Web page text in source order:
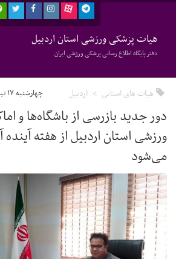
هیات پزشکی ورزشی استان اردبیل
دفتر پایگاه اطلاع رسانی پزشکی ورزشی ایران
هیات های استانی اردبیل چهارشنبه ۱۷ تیر ۱۴۰۵ - ۱۳:۵۰
دور جدید بازرسی از باشگاه‌ها و
ورزشی استان اردبیل از هفته آینده
می‌شود